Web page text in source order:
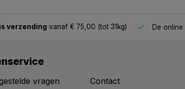
verzending vanaf € 75,00 (tot 31kg) De online
vragen
Contact